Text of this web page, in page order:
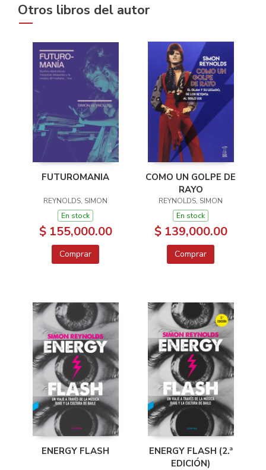
Otros libros del autor
FUTUROMANIA
REYNOLDS, SIMON
En stock
$ 155,000.00
Comprar
COMO UN GOLPE DE
RAYO
REYNOLDS, SIMON
En stock
$ 139,000.00
Comprar
ENERGY FLASH
ENERGY FLASH (2.ª
EDICIÓN)